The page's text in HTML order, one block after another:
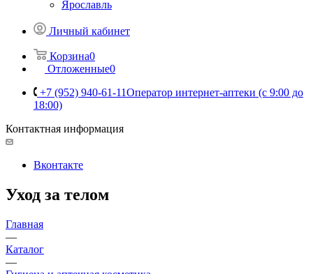
Ярославль
Личный кабинет
Корзина0
Отложенные0
+7 (952) 940-61-11Оператор интернет-аптеки (с 9:00 до
18:00)
Контактная информация
Вконтакте
Уход за телом
Главная
—
Каталог
—